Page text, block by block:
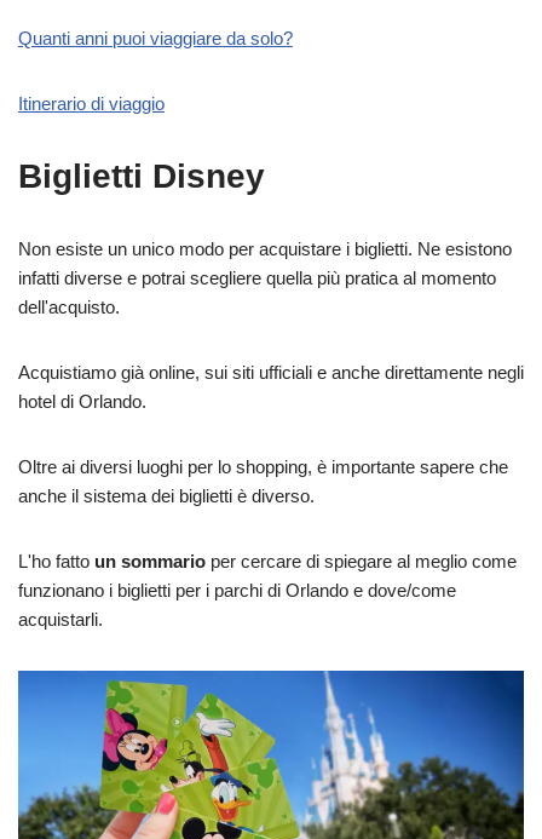
Quanti anni puoi viaggiare da solo?
Itinerario di viaggio
Biglietti Disney
Non esiste un unico modo per acquistare i biglietti. Ne esistono
infatti diverse e potrai scegliere quella più pratica al momento
dell'acquisto.
Acquistiamo già online, sui siti ufficiali e anche direttamente negli
hotel di Orlando.
Oltre ai diversi luoghi per lo shopping, è importante sapere che
anche il sistema dei biglietti è diverso.
L'ho fatto un sommario per cercare di spiegare al meglio come
funzionano i biglietti per i parchi di Orlando e dove/come
acquistarli.